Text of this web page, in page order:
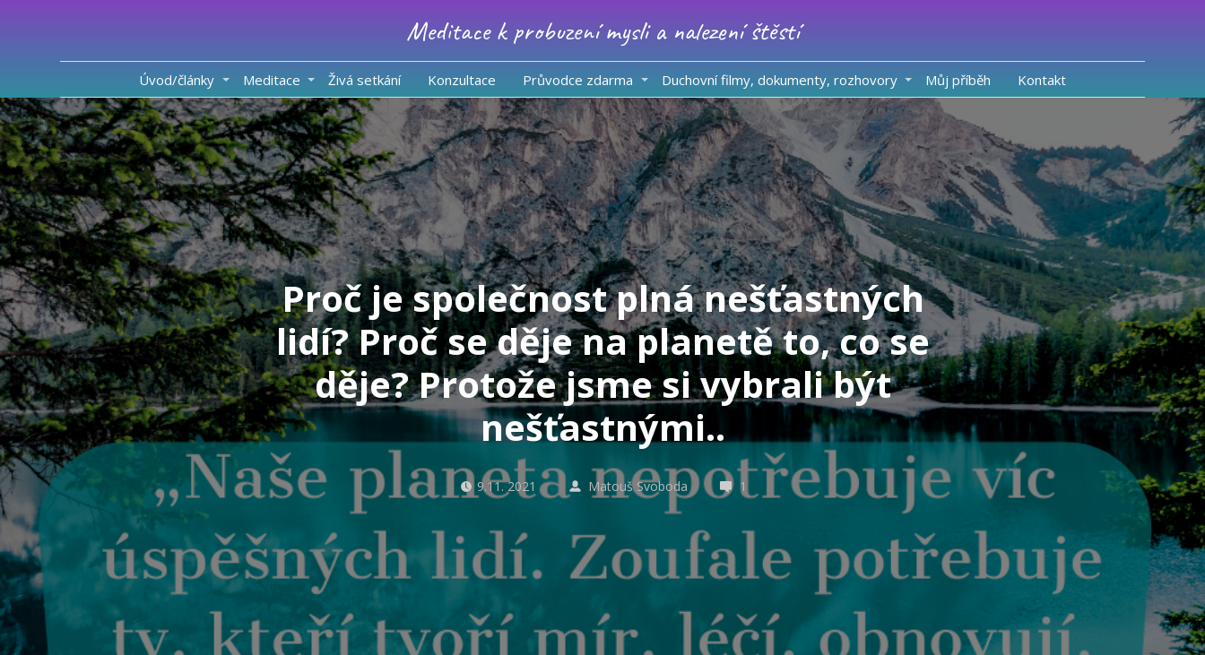
Meditace k probuzení mysli a nalezení štěstí
Úvod/články Meditace Živá setkání Konzultace Průvodce zdarma Duchovní filmy, dokumenty, rozhovory Můj příběh Kontakt
Proč je společnost plná nešťastných
lidí? Proč se děje na planetě to, co se
děje? Protože jsme si vybrali být
nešťastnými..
9.11. 2021 Matouš Svoboda 1